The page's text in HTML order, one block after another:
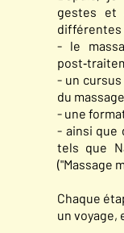
gestes et
différentes
- le
- un
du
- une
- ainsi que
tels que
("Massage
Chaque
un voyage,